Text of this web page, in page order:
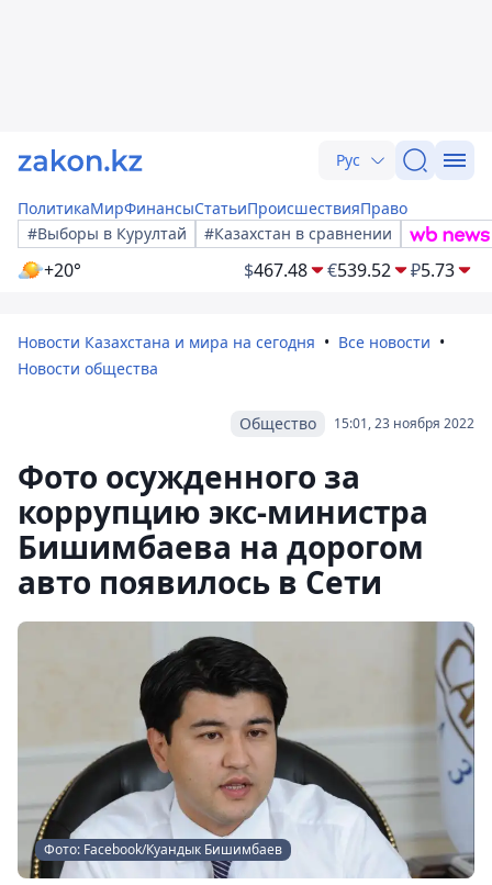
Рус
ПолитикаМирФинансыСтатьиПроисшествияПраво
#Выборы в Курултай
#Казахстан в сравнении
+20° $467.48 €539.52 ₽5.73
Новости Казахстана и мира на сегодня
Все новости
Новости общества
15:01, 23 ноября 2022
Общество
Фото осужденного за
коррупцию экс-министра
Бишимбаева на дорогом
авто появилось в Сети
Фото: Facebook/Куандык Бишимбаев